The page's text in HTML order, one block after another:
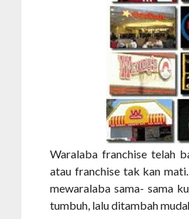
Waralaba franchise telah
atau franchise tak kan
mewaralaba sama- sama
tumbuh, lalu ditambah